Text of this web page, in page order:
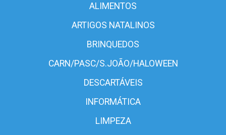
ALIMENTOS
ARTIGOS NATALINOS
BRINQUEDOS
CARN/PASC/S.JOÃO/HALOWEEN
DESCARTÁVEIS
INFORMÁTICA
LIMPEZA